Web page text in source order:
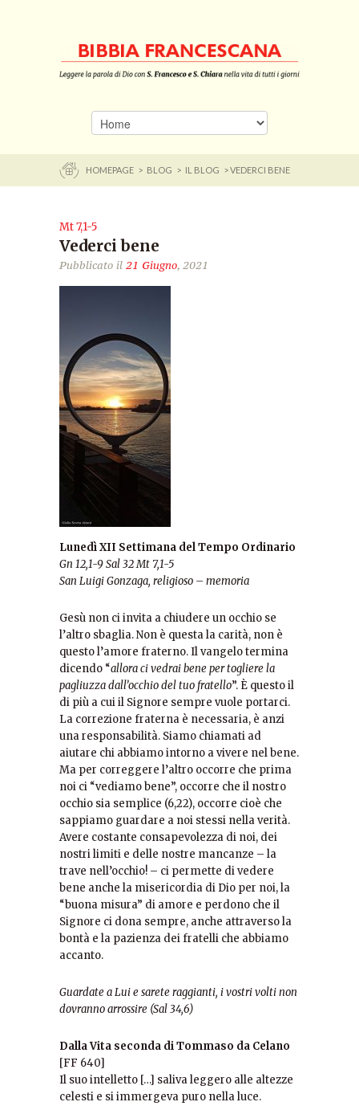
HOMEPAGE > BLOG > IL BLOG > VEDERCI BENE
Mt 7,1-5
Vederci bene
Pubblicato il 21 Giugno, 2021
Lunedì XII Settimana del Tempo Ordinario
Gn 12,1-9Sal 32Mt 7,1-5
San Luigi Gonzaga, religioso – memoria
Gesù non ci invita a chiudere un occhio se
l’altro sbaglia. Non è questa la carità, non è
questo l’amore fraterno. Il vangelo termina
dicendo “allora ci vedrai bene per togliere la
pagliuzza dall’occhio del tuo fratello”. È questo il
di più a cui il Signore sempre vuole portarci.
La correzione fraterna è necessaria, è anzi
una responsabilità. Siamo chiamati ad
aiutare chi abbiamo intorno a vivere nel bene.
Ma per correggere l’altro occorre che prima
noi ci “vediamo bene”, occorre che il nostro
occhio sia semplice (6,22), occorre cioè che
sappiamo guardare a noi stessi nella verità.
Avere costante consapevolezza di noi, dei
nostri limiti e delle nostre mancanze – la
trave nell’occhio! – ci permette di vedere
bene anche la misericordia di Dio per noi, la
“buona misura” di amore e perdono che il
Signore ci dona sempre, anche attraverso la
bontà e la pazienza dei fratelli che abbiamo
accanto.
Guardate a Lui e sarete raggianti, i vostri volti non
dovranno arrossire (Sal 34,6)
Dalla Vita seconda di Tommaso da Celano
[FF 640]
Il suo intelletto […] saliva leggero alle altezze
celesti e si immergeva puro nella luce.